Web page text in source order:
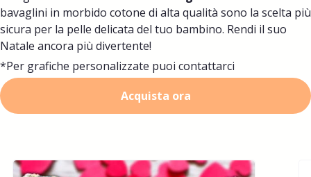
bavaglini in morbido cotone di alta qualità sono la scelta più
sicura per la pelle delicata del tuo bambino. Rendi il suo
Natale ancora più divertente!
*Per grafiche personalizzate puoi contattarci
Acquista ora